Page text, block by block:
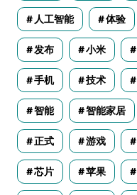
人工智能 体验
发布 小米
手机 技术
智能 智能家居
正式 游戏
芯片 苹果